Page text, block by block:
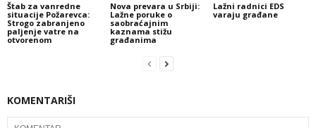
Štab za vanredne
situacije Požarevca:
Strogo zabranjeno
paljenje vatre na
otvorenom
Nova prevara u Srbiji:
Lažne poruke o
saobraćajnim
kaznama stižu
građanima
Lažni radnici EDS
varaju građane
KOMENTARIŠI